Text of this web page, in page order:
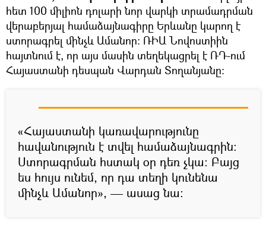
հետ 100 միլիոն դոլարի նոր վարկի տրամադրման
վերաբերյալ համաձայնագիրը Երևանը կարող է
ստորագրել մինչև Ամանոր: ՌԻԱ Նովոստիին
հայտնում է, որ այս մասին տեղեկացրել է ՌԴ-ում
Հայաստանի դեսպան Վարդան Տողանյանը:
«Հայաստանի կառավարությունը
հավանություն է տվել համաձայնագրին:
Ստորագրման հստակ օր դեռ չկա: Բայց
ես հույս ունեմ, որ դա տեղի կունենա
մինչև Ամանոր», — ասաց նա: